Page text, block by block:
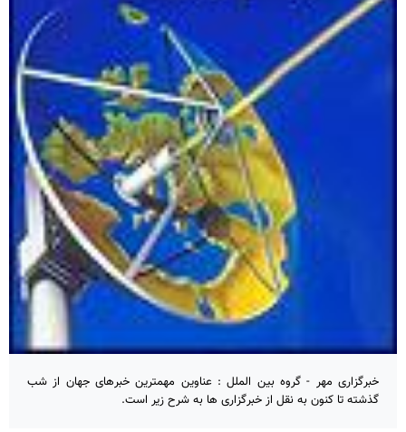
خبرگزاری مهر - گروه بین الملل : عناوین مهمترین خبرهای جهان از شب
گذشته تا کنون به نقل از خبرگزاری ها به شرح زیر است.